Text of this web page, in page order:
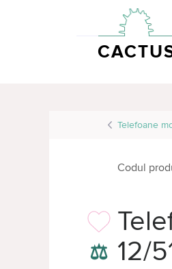
Telefoane
Codul
⚖ 12/